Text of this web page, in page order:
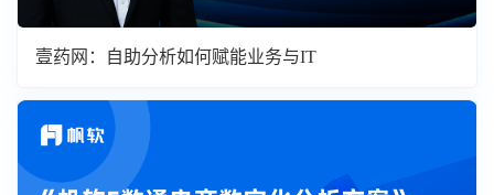
壹药网：自助分析如何赋能业务与IT